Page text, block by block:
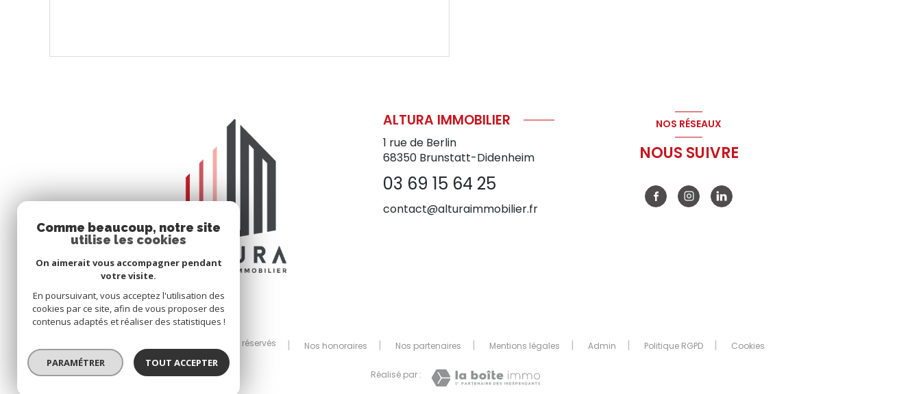
ALTURA IMMOBILIER
1 rue de Berlin
68350 Brunstatt-Didenheim
03 69 15 64 25
contact@alturaimmobilier.fr
NOS RÉSEAUX
NOUS SUIVRE
© 2026 | Tous droits réservés Nos honoraires Nos partenaires Mentions légales Admin Politique RGPD Cookies
Réalisé par :
Comme beaucoup, notre site
utilise les cookies
On aimerait vous accompagner pendant
votre visite.
En poursuivant, vous acceptez l'utilisation des
cookies par ce site, afin de vous proposer des
contenus adaptés et réaliser des statistiques !
PARAMÉTRER TOUT ACCEPTER